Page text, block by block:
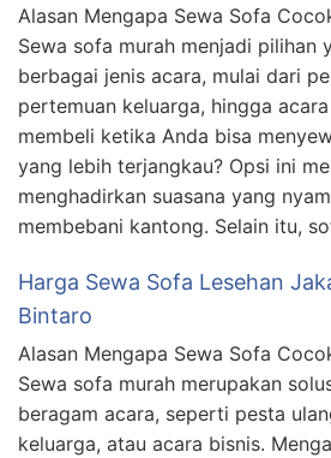
Alasan Mengapa Sewa Sofa
Sewa sofa murah menjadi pilihan
berbagai jenis acara, mulai dari
pertemuan keluarga, hingga
membeli ketika Anda bisa
yang lebih terjangkau? Opsi ini
menghadirkan suasana yang
membebani kantong. Selain itu,
Harga Sewa Sofa Lesehan
Bintaro
Alasan Mengapa Sewa Sofa
Sewa sofa murah merupakan
beragam acara, seperti pesta
keluarga, atau acara bisnis.